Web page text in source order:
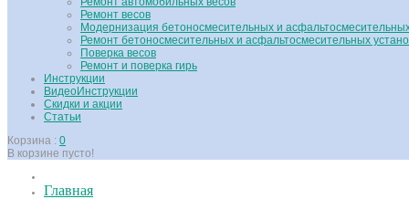
Ремонт весов
Модернизация бетоносмесительных и
Ремонт бетоносмесительных и асфальтосмесительных
Поверка весов
Ремонт и поверка гирь
Инструкции
ВидеоИнструкции
Скидки и акции
Статьи
Корзина : 0
В корзине пусто!
Главная